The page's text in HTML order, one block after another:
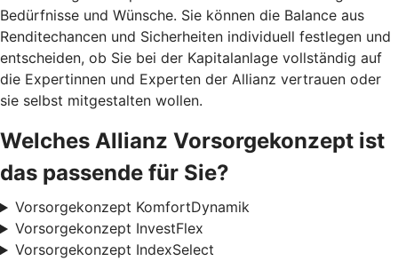
Bedürfnisse und Wünsche. Sie können die Balance aus
Renditechancen und Sicherheiten individuell festlegen und
entscheiden, ob Sie bei der Kapitalanlage vollständig auf
die Expertinnen und Experten der Allianz vertrauen oder
sie selbst mitgestalten wollen.
Welches Allianz Vorsorgekonzept ist
das passende für Sie?
Vorsorgekonzept KomfortDynamik
Vorsorgekonzept InvestFlex
Vorsorgekonzept IndexSelect